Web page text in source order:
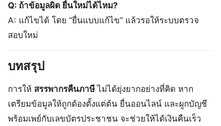
Q: ถ้าข้อมูลผิด ยื่นใหม่ได้ไหม?
A: แก้ไขได้ โดย “ยื่นแบบแก้ไข” แล้วรอให้ระบบตรวจ
สอบใหม่
บทสรุป
การให้ สรรพากรคืนภาษี ไม่ได้ยุ่งยากอย่างที่คิด หาก
เตรียมข้อมูลให้ถูกต้องตั้งแต่ต้น ยื่นออนไลน์ และผูกบัญชี
พร้อมเพย์กับเลขบัตรประชาชน จะช่วยให้ได้เงินคืนเร็ว